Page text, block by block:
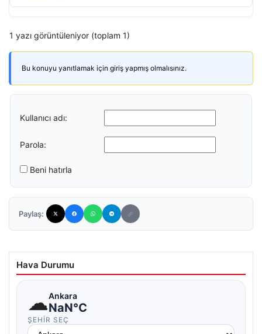
1 yazı görüntüleniyor (toplam 1)
Bu konuyu yanıtlamak için giriş yapmış olmalısınız.
Kullanıcı adı:
Parola:
Beni hatırla
Paylaş:
Hava Durumu
☁Ankara
NaN°C
ŞEHIR SEÇ